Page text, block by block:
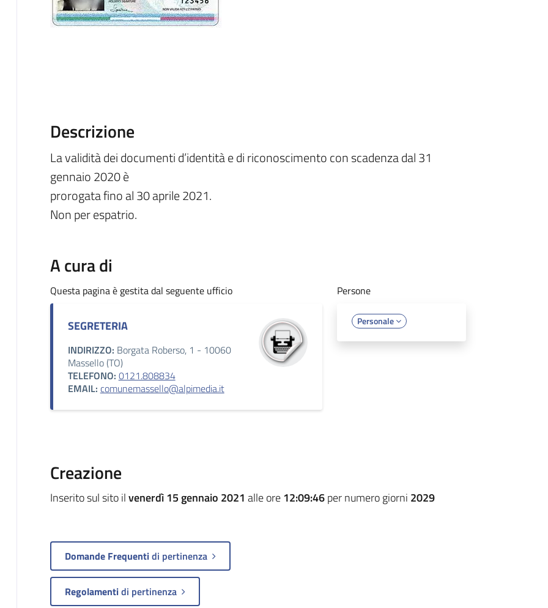
Descrizione
La validità dei documenti d’identità e di riconoscimento con scadenza dal 31
gennaio 2020 è
prorogata fino al 30 aprile 2021.
Non per espatrio.
A cura di
Questa pagina è gestita dal seguente ufficio
SEGRETERIA
INDIRIZZO: Borgata Roberso, 1 - 10060
Massello (TO)
TELEFONO: 0121.808834
EMAIL: comunemassello@alpimedia.it
Persone
Personale
Creazione
Inserito sul sito ilvenerdì 15 gennaio 2021 alle ore12:09:46per numero giorni 2029
Domande Frequentidi pertinenza
Regolamentidi pertinenza